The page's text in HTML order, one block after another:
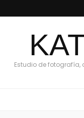
Estudio de fotografía,